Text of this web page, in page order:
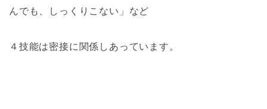
んでも、しっくりこない」など
４技能は密接に関係しあっています。